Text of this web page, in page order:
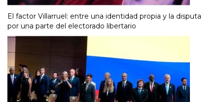
El factor Villarruel: entre una identidad propia y la disputa
por una parte del electorado libertario